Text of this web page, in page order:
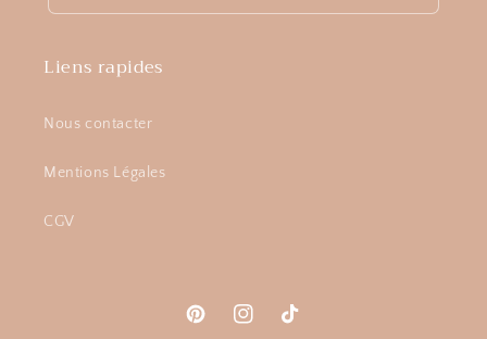
Liens rapides
Nous contacter
Mentions Légales
CGV
PinterestInstagramTikTok